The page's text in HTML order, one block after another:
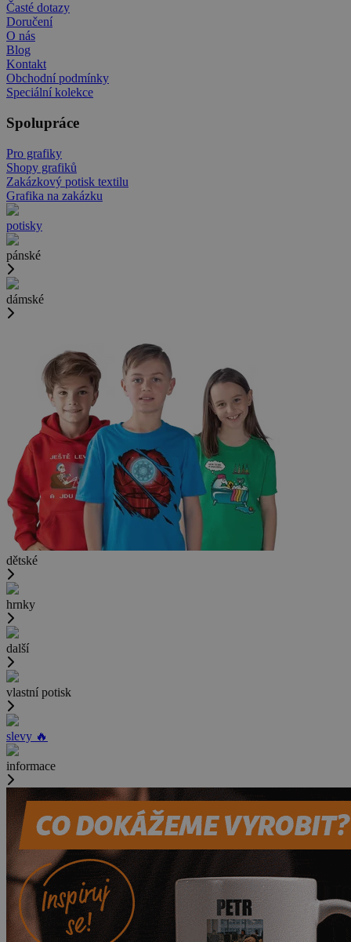
Časté dotazy
Doručení
O nás
Blog
Kontakt
Obchodní podmínky
Speciální kolekce
Spolupráce
Pro grafiky
Shopy grafiků
Zakázkový potisk textilu
Grafika na zakázku
potisky
pánské
dámské
dětské
hrnky
další
vlastní potisk
slevy 🔥
informace